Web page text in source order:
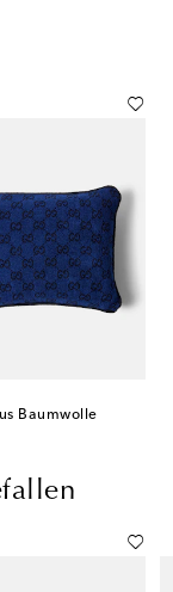
Baumwolle